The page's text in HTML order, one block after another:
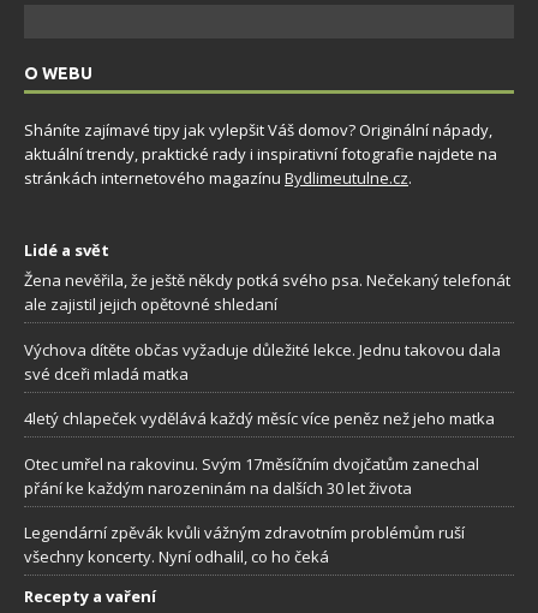
O WEBU
Sháníte zajímavé tipy jak vylepšit Váš domov? Originální nápady,
aktuální trendy, praktické rady i inspirativní fotografie najdete na
stránkách internetového magazínu Bydlimeutulne.cz.
Lidé a svět
Žena nevěřila, že ještě někdy potká svého psa. Nečekaný telefonát
ale zajistil jejich opětovné shledaní
Výchova dítěte občas vyžaduje důležité lekce. Jednu takovou dala
své dceři mladá matka
4letý chlapeček vydělává každý měsíc více peněz než jeho matka
Otec umřel na rakovinu. Svým 17měsíčním dvojčatům zanechal
přání ke každým narozeninám na dalších 30 let života
Legendární zpěvák kvůli vážným zdravotním problémům ruší
všechny koncerty. Nyní odhalil, co ho čeká
Recepty a vaření